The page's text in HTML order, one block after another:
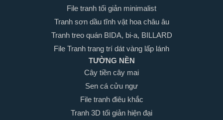
File tranh tối giản minimalist
Tranh sơn dầu tĩnh vật hoa châu âu
Tranh treo quán BIDA, bi-a, BILLARD
File Tranh trang trí dát vàng lấp lánh
TƯỜNG NỀN
Cây tiền cây mai
Sen cá cửu ngư
File tranh điêu khắc
Tranh 3D tối giản hiện đại